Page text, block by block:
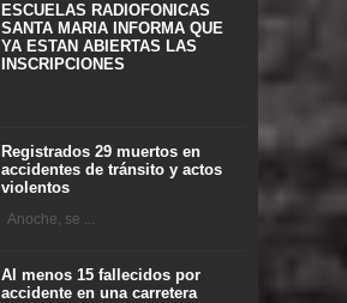
ESCUELAS RADIOFONICAS
SANTA MARIA INFORMA QUE
YA ESTAN ABIERTAS LAS
INSCRIPCIONES
Registrados 29 muertos en
accidentes de tránsito y actos
violentos
Anoche, se ...
Al menos 15 fallecidos por
accidente en una carretera